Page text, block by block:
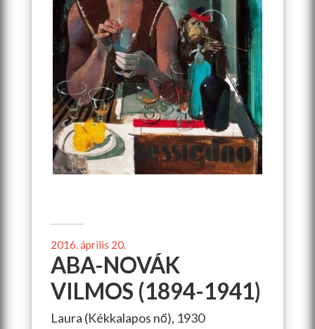
2016. április 20.
ABA-NOVÁK
VILMOS (1894-1941)
Laura (Kékkalapos nő), 1930